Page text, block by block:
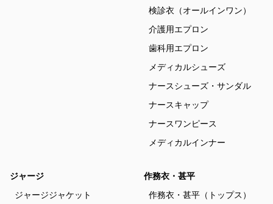
検診衣（オールインワン）
介護用エプロン
歯科用エプロン
メディカルシューズ
ナースシューズ・サンダル
ナースキャップ
ナースワンピース
メディカルインナー
ジャージ
ジャージジャケット
作務衣・甚平
作務衣・甚平（トップス）